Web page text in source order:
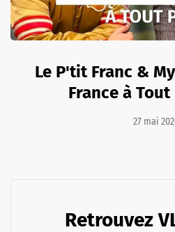
Le P'tit Franc &
France à
27 mai
Retrouvez